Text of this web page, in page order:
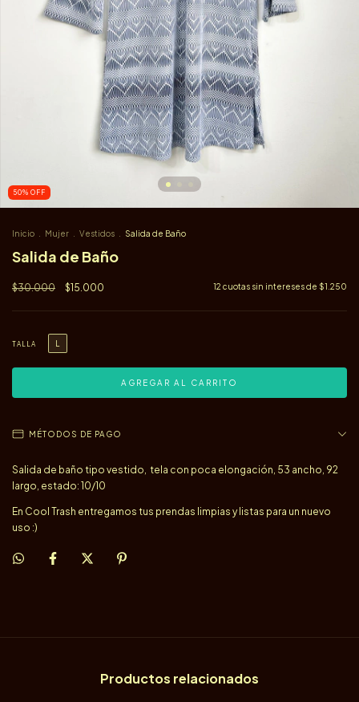
50% OFF
Inicio Mujer Vestidos Salida de Baño
Salida de Baño
$30.000 $15.000 12 cuotas sin intereses de $1.250
TALLA L
MÉTODOS DE PAGO
Salida de baño tipo vestido, tela con poca elongación, 53 ancho, 92
largo, estado: 10/10
En Cool Trash entregamos tus prendas limpias y listas para un nuevo
uso :)
Productos relacionados